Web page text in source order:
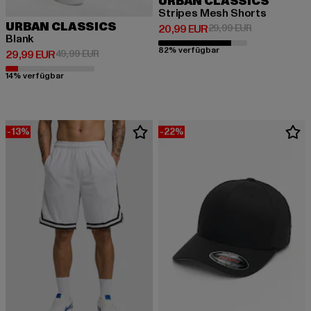
URBAN CLASSICS
Blank
29,99 EUR
Derzeitiger Preis: 29,99 EUR
49,99 EURAktionspreis: 49,99 EUR
14% verfügbar
Stripes Mesh Shorts
20,99 EUR
Derzeitiger Preis: 20,99 EUR
29,99 EURAktionspreis:
82% verfügbar
-13% -22%